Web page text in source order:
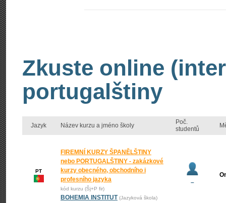
Zkuste online
portugalštiny
Jazyk Název kurzu a jméno školy
Poč.
studentů
PT
FIREMNÍ KURZY ŠPANĚLŠTINY
nebo PORTUGALŠTINY - zakázkové
kurzy obecného, obchodního i
profesního jazyka
kód kurzu (Šj+P fir)
BOHEMIA INSTITUT (Jazyková škola)
–